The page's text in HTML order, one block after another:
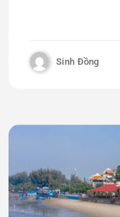
Sinh Đồng